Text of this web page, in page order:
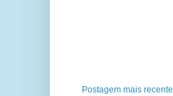
Postagem mais recente